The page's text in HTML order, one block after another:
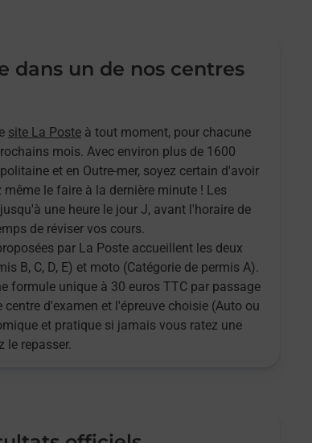
dans un de nos centres
site La Poste à tout moment, pour chacune
mois. Avec environ plus de 1600
et en Outre-mer, soyez certain d'avoir
le faire à la dernière minute ! Les
une heure le jour J, avant l'horaire de
de réviser vos cours.
par La Poste accueillent les deux
B, C, D, E) et moto (Catégorie de permis A).
formule unique à 30 euros TTC par passage
d'examen et l'épreuve choisie (Auto ou
et pratique si jamais vous ratez une
le repasser.